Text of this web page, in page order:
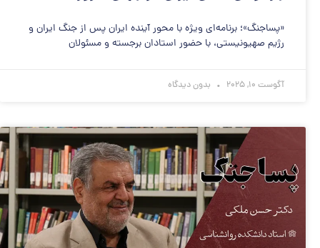
«پساجنگ»؛ برنامه‌ای ویژه با محور آینده ایران پس از جنگ ایران و
رژیم صهیونیستی، با حضور استادان برجسته و مسئولان
آگوست 10, 2025 بدون دیدگاه